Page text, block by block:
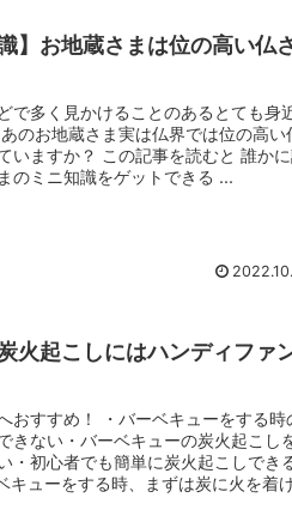
】お地蔵さまは位の高い仏
で多く見かけることのあるとても身
すか？ この記事を読むと 誰かに話
のミニ知識をゲットできる ...
火起こしにはハンディファ
おすすめ！ ・バーベキューをする時
きない・バーベキューの炭火起こし
・初心者でも簡単に炭火起こしでき
ューをする時、まずは炭に火を着